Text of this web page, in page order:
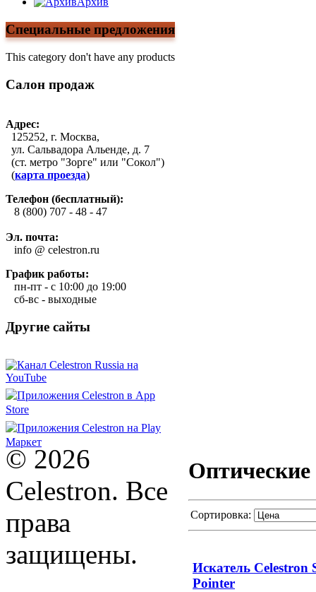
Специальные предложения
This category don't have any products
Салон продаж
Адрес:
125252, г. Москва,
ул. Сальвадора Альенде, д. 7
(ст. метро "Зорге" или "Сокол")
(карта проезда)
Телефон (бесплатный):
8 (800) 707 - 48 - 47
Эл. почта:
info @ celestron.ru
График работы:
пн-пт - с 10:00 до 19:00
сб-вс - выходные
Другие сайты
Оптические
Сортировка:
Искатель Celestron
Pointer
© 2026
Celestron. Все
права
защищены.